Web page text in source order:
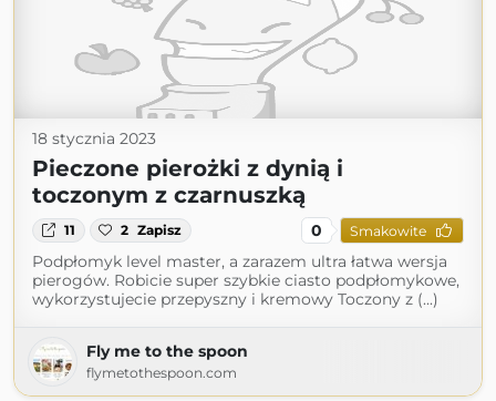
18 stycznia 2023
Pieczone pierożki z dynią i
toczonym z czarnuszką
11 2 Zapisz 0 Smakowite
Podpłomyk level master, a zarazem ultra łatwa wersja
pierogów. Robicie super szybkie ciasto podpłomykowe,
wykorzystujecie przepyszny i kremowy Toczony z (...)
Fly me to the spoon
flymetothespoon.com